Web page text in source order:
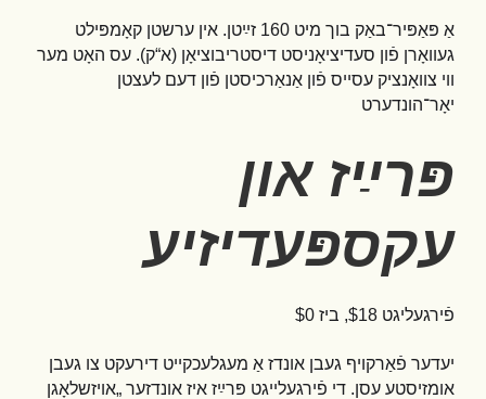
אַ פּאַפּיר־באַק בוך מיט 160 זײַטן. אין ערשטן קאָמפּילט
געוואָרן פֿון סעדיציאָניסט דיסטריבוציאָן (א“ק). עס האָט מער
ווי צוואָנציק עסייס פֿון אַנאַרכיסטן פֿון דעם לעצטן
יאָר־הונדערט
פּרײַז און
עקספּעדיזיע
פֿירגעליגט $18, ביז $0
יעדער פֿאַרקויף געבן אונדז אַ מעגלעכקייט דירעקט צו געבן
אומזיסטע עסן. די פֿירגעלייגט פּרײַז איז אונדזער „אויזשלאָגן